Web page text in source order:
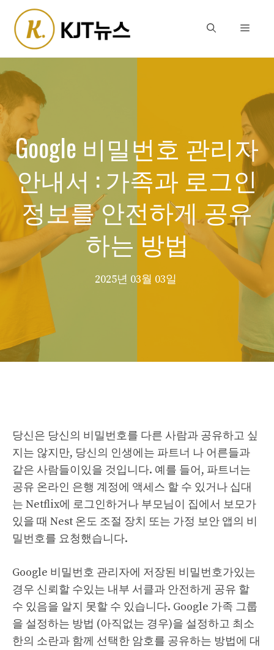
content
Menu
Google 비밀번호 관리자
안내서 : 가족과 로그인
정보를 안전하게 공유
하는 방법
2025년 03월 03일
당신은 당신의 비밀번호를 다른 사람과 공유하고 싶
지는 않지만, 당신의 인생에는 파트너 나 어른들과
같은 사람들이있을 것입니다. 예를 들어, 파트너는
공유 온라인 은행 계정에 액세스 할 수 있거나 십대
는 Netflix에 로그인하거나 부모님이 집에서 보모가
있을 때 Nest 온도 조절 장치 또는 가정 보안 앱의 비
밀번호를 요청했습니다.
Google 비밀번호 관리자에 저장된 비밀번호가있는
경우 신뢰할 수있는 내부 서클과 안전하게 공유 할
수 있음을 알지 못할 수 있습니다. Google 가족 그룹
을 설정하는 방법 (아직없는 경우)을 설정하고 최소
한의 소란과 함께 선택한 암호를 공유하는 방법에 대